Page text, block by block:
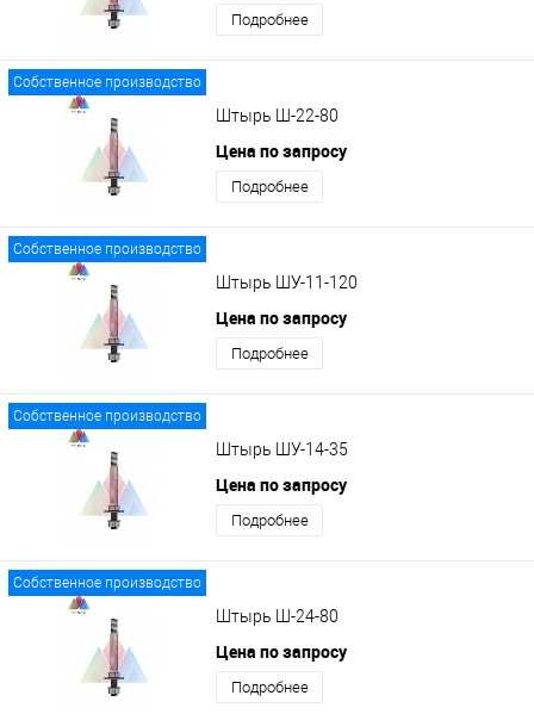
Подробнее
Собственное производство
Штырь Ш-22-80
Цена по запросу
Подробнее
Собственное производство
Штырь ШУ-11-120
Цена по запросу
Подробнее
Собственное производство
Штырь ШУ-14-35
Цена по запросу
Подробнее
Собственное производство
Штырь Ш-24-80
Цена по запросу
Подробнее